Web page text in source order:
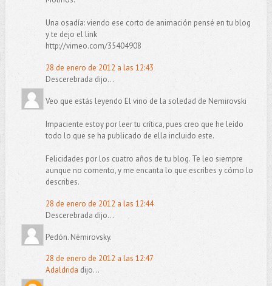
Una osadía: viendo ese corto de animación pensé en tu blog
y te dejo el link
http://vimeo.com/35404908
28 de enero de 2012 a las 12:43
Descerebrada dijo...
Veo que estás leyendo El vino de la soledad de Nemirovski
Impaciente estoy por leer tu crítica, pues creo que he leído
todo lo que se ha publicado de ella incluido este.
Felicidades por los cuatro años de tu blog. Te leo siempre
aunque no comento, y me encanta lo que escribes y cómo lo
describes.
28 de enero de 2012 a las 12:44
Descerebrada dijo...
Pedón. Nèmirovsky.
28 de enero de 2012 a las 12:47
Adaldrida dijo...